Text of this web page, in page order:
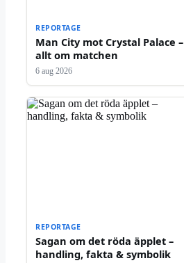
REPORTAGE
Man City mot Crystal Palace –
allt om matchen
6 aug 2026
REPORTAGE
Sagan om det röda äpplet –
handling, fakta & symbolik